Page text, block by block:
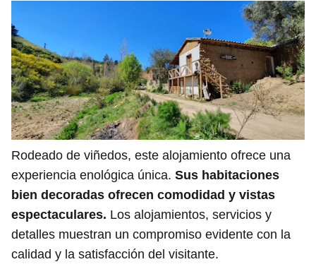
Rodeado de viñedos, este alojamiento ofrece una
experiencia enológica única. Sus habitaciones
bien decoradas ofrecen comodidad y vistas
espectaculares. Los alojamientos, servicios y
detalles muestran un compromiso evidente con la
calidad y la satisfacción del visitante.